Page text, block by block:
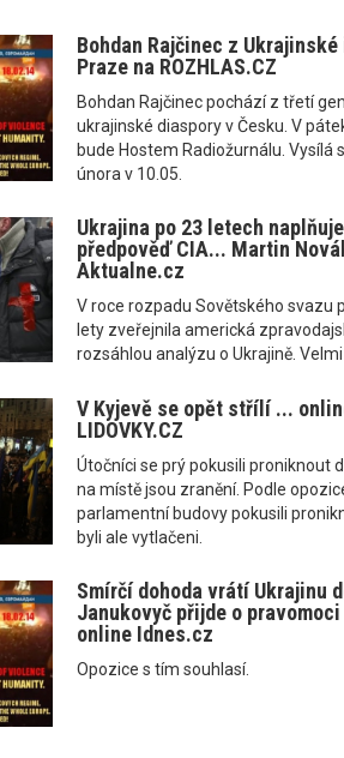
Bohdan Rajčinec z
Praze na ROZHLAS.CZ
Bohdan Rajčinec pochází z třetí
ukrajinské diaspory v Česku. V
bude Hostem Radiožurnálu. Vysílá
února v 10.05.
Ukrajina po 23 letech
předpověď CIA... Martin
Aktualne.cz
V roce rozpadu Sovětského svazu
lety zveřejnila americká
rozsáhlou analýzu o Ukrajině.
V Kyjevě se opět střílí ...
LIDOVKY.CZ
Útočníci se prý pokusili proniknout
na místě jsou zranění. Podle
parlamentní budovy pokusili
byli ale vytlačeni.
Smírčí dohoda vrátí Ukrajinu
Janukovyč přijde o
online Idnes.cz
Opozice s tím souhlasí.